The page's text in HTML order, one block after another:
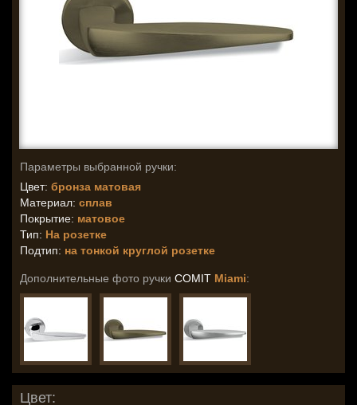
Параметры выбранной ручки:
Цвет: бронза матовая
Материал: сплав
Покрытие: матовое
Тип: На розетке
Подтип: на тонкой круглой розетке
Дополнительные фото ручки COMIT Miami:
Цвет: